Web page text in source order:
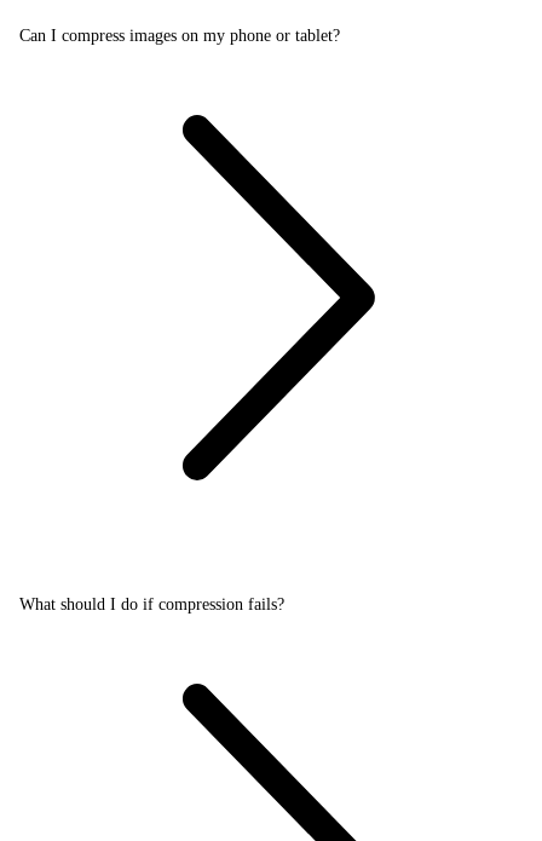
Can I compress images on my phone or tablet?
What should I do if compression fails?